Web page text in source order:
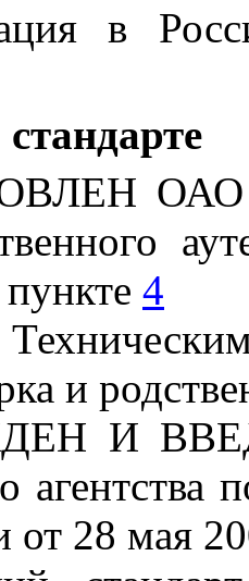
в
ОАО
4
и
И
агентства
от 28 мая